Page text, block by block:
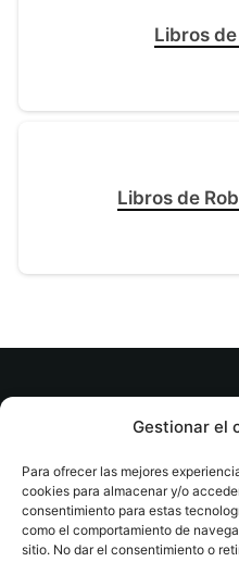
Gestionar el
Para ofrecer las mejores
cookies para almacenar y/o
consentimiento para estas
como el comportamiento de
sitio. No dar el consentimiento o
Libros
Libros de
© tuslibrosvip.com